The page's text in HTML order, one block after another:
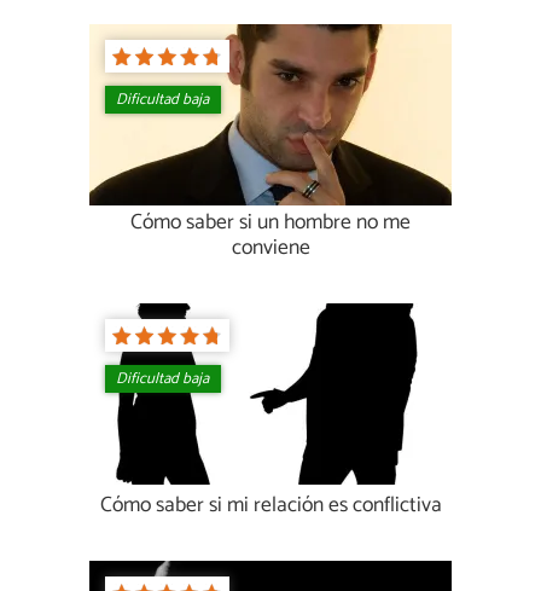
Dificultad baja
Cómo saber si un hombre no me
conviene
Dificultad baja
Cómo saber si mi relación es conflictiva